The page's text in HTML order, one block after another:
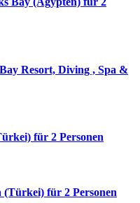
Resort, Diving , Spa &
für 2 Personen
(Türkei) für 2 Personen